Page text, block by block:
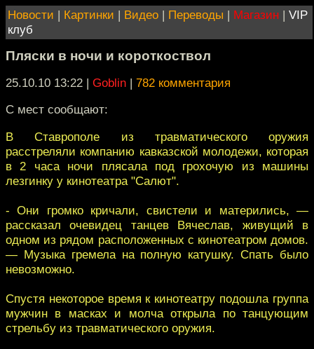
Новости | Картинки | Видео | Переводы | Магазин | VIP
клуб
Пляски в ночи и короткоствол
25.10.10 13:22 | Goblin | 782 комментария
С мест сообщают:
В Ставрополе из травматического оружия
расстреляли компанию кавказской молодежи, которая
в 2 часа ночи плясала под грохочую из машины
лезгинку у кинотеатра "Салют".
- Они громко кричали, свистели и матерились, —
рассказал очевидец танцев Вячеслав, живущий в
одном из рядом расположенных с кинотеатром домов.
— Музыка гремела на полную катушку. Спать было
невозможно.
Спустя некоторое время к кинотеатру подошла группа
мужчин в масках и молча открыла по танцующим
стрельбу из травматического оружия.